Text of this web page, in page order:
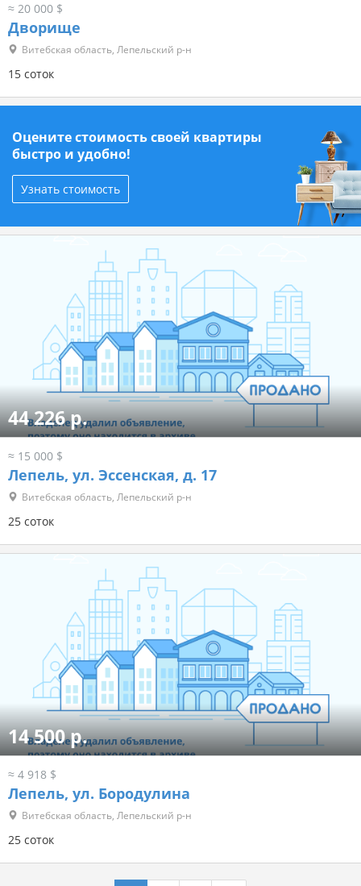
≈ 20 000 $
Дворище
Витебская область, Лепельский р-н
15 соток
Оцените стоимость своей квартиры
быстро и удобно!
Узнать стоимость
44 226 р.
≈ 15 000 $
Лепель, ул. Эссенская, д. 17
Витебская область, Лепельский р-н
25 соток
14 500 р.
≈ 4 918 $
Лепель, ул. Бородулина
Витебская область, Лепельский р-н
25 соток